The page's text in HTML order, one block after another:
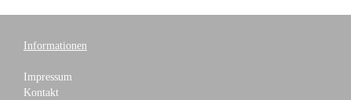
Informationen
Impressum
Kontakt